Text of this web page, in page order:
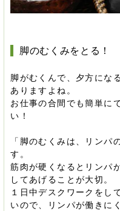
脚のむくみをとる！
脚がむくんで、夕方にな
ありますよね。
お仕事の合間でも簡単に
い！
「脚のむくみは、リンパ
す。
筋肉が硬くなるとリンパ
してあげることが大切。
１日中デスクワークをし
いので、リンパが働きに